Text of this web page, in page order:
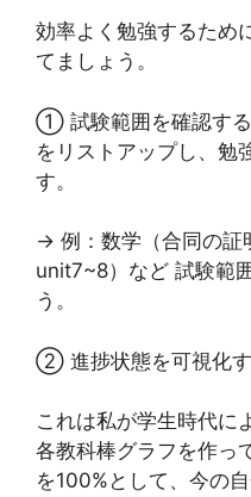
効率よく勉強するため
てましょう。
① 試験範囲を確認す
をリストアップし、勉
す。
→ 例：数学（合同の証
unit7~8）など 試験範
う。
② 進捗状態を可視化
これは私が学生時代に
各教科棒グラフを作
を100%として、今の